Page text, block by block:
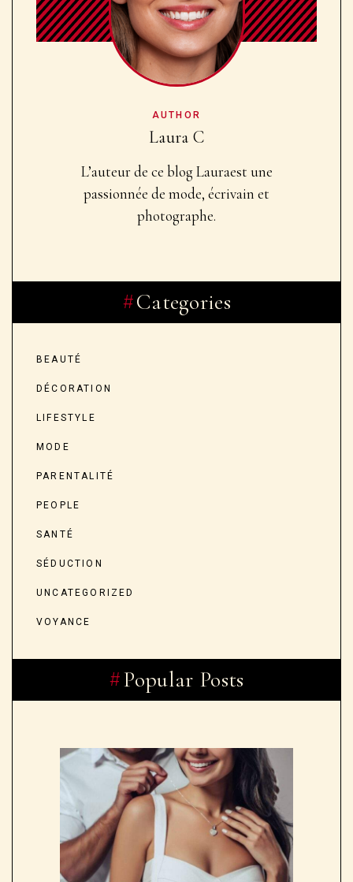
AUTHOR
Laura C
L’auteur de ce blog Lauraest une
passionnée de mode, écrivain et
photographe.
Categories
BEAUTÉ
DÉCORATION
LIFESTYLE
MODE
PARENTALITÉ
PEOPLE
SANTÉ
SÉDUCTION
UNCATEGORIZED
VOYANCE
Popular Posts